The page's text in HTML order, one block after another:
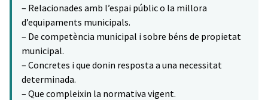
– Relacionades amb l’espai públic o la millora
d’equipaments municipals.
– De competència municipal i sobre béns de propietat
municipal.
– Concretes i que donin resposta a una necessitat
determinada.
– Que compleixin la normativa vigent.